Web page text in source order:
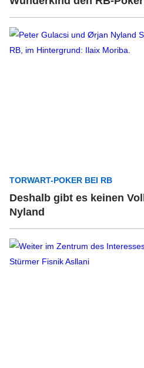
TORWART-POKER BEI RB
Deshalb gibt es keinen
Nyland